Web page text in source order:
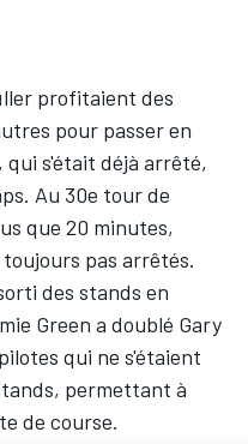
profitaient des
pour passer en
s'était déjà arrêté,
Au 30e tour de
que 20 minutes,
pas arrêtés.
des stands en
Green a doublé Gary
qui ne s'étaient
permettant à
de course.